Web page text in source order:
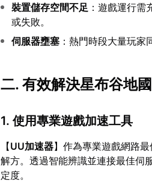
裝置儲存空間不足 ：遊戲運行
或失敗。
伺服器壅塞 ：熱門時段大量玩家
二. 有效解決星布谷地
1. 使用專業遊戲加速工具
【UU加速器】作為專業遊戲網路
解方。透過智能辨識並連接最佳伺
定度。